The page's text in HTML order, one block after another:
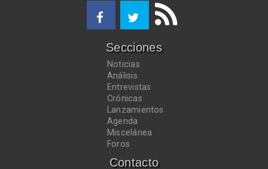
Secciones
Noticias
Análisis
Entrevistas
Crónicas
Lanzamientos
Agenda
Miscelánea
Foros
Contacto